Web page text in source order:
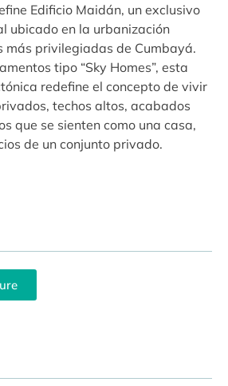
Edificio Maidán, un exclusivo
ubicado en la urbanización
más privilegiadas de Cumbayá.
tipo “Sky Homes”, esta
redefine el concepto de vivir
techos altos, acabados
que se sienten como una casa,
de un conjunto privado.